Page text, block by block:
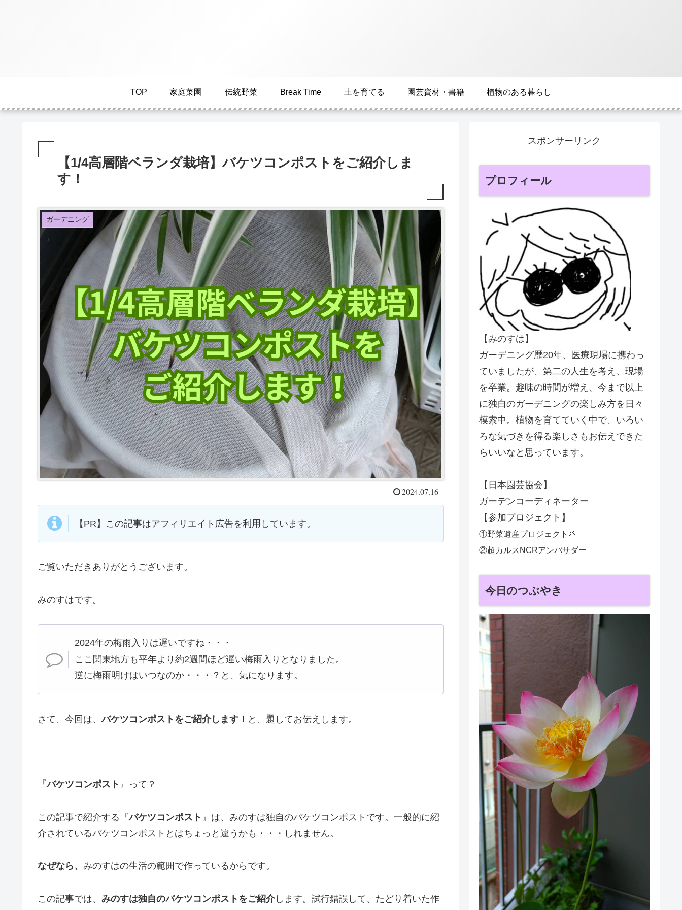
TOP 家庭菜園 伝統野菜 Break Time 土を育てる 園芸資材・書籍 植物のある暮らし
【1/4高層階ベランダ栽培】バケツコンポストをご紹介しま
す！
ガーデニング
2024.07.16
【PR】この記事はアフィリエイト広告を利用しています。
ご覧いただきありがとうございます。
みのすはです。
2024年の梅雨入りは遅いですね・・・
ここ関東地方も平年より約2週間ほど遅い梅雨入りとなりました。
逆に梅雨明けはいつなのか・・・？と、気になります。
さて、今回は、バケツコンポストをご紹介します！ と、題してお伝えします。
『バケツコンポスト 』って？
この記事で紹介する『バケツコンポスト 』は、みのすは独自のバケツコンポストです。一般的に紹
介されているバケツコンポストとはちょっと違うかも・・・しれません。
なぜなら、 みのすはの生活の範囲で作っているからです。
この記事では、 みのすは独自のバケツコンポストをご紹介します。試行錯誤して、たどり着いた作
スポンサーリンク
プロフィール
【みのすは】
ガーデニング歴20年、医療現場に携わっ
ていましたが、第二の人生を考え、現場
を卒業。趣味の時間が増え、今まで以上
に独自のガーデニングの楽しみ方を日々
模索中。植物を育てていく中で、いろい
ろな気づきを得る楽しさもお伝えできた
らいいなと思っています。
【日本園芸協会】
ガーデンコーディネーター
【参加プロジェクト】
①野菜遺産プロジェクト🌱
②超カルスNCRアンバサダー
今日のつぶやき